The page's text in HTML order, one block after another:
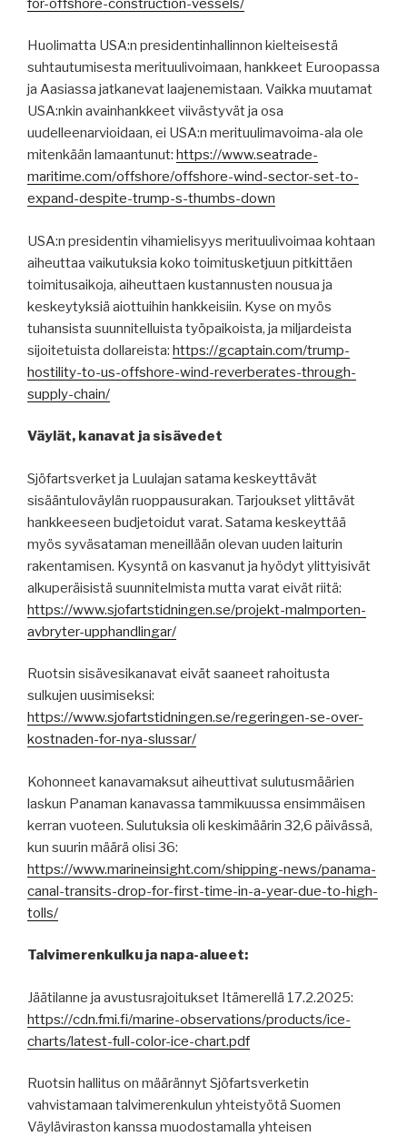
for-offshore-construction-vessels/
Huolimatta USA:n presidentinhallinnon kielteisestä
suhtautumisesta merituulivoimaan, hankkeet Euroopassa
ja Aasiassa jatkanevat laajenemistaan. Vaikka muutamat
USA:nkin avainhankkeet viivästyvät ja osa
uudelleenarvioidaan, ei USA:n merituulimavoima-ala ole
mitenkään lamaantunut: https://www.seatrade-
maritime.com/offshore/offshore-wind-sector-set-to-
expand-despite-trump-s-thumbs-down
USA:n presidentin vihamielisyys merituulivoimaa kohtaan
aiheuttaa vaikutuksia koko toimitusketjuun pitkittäen
toimitusaikoja, aiheuttaen kustannusten nousua ja
keskeytyksiä aiottuihin hankkeisiin. Kyse on myös
tuhansista suunnitelluista työpaikoista, ja miljardeista
sijoitetuista dollareista: https://gcaptain.com/trump-
hostility-to-us-offshore-wind-reverberates-through-
supply-chain/
Väylät, kanavat ja sisävedet
Sjöfartsverket ja Luulajan satama keskeyttävät
sisääntuloväylän ruoppausurakan. Tarjoukset ylittävät
hankkeeseen budjetoidut varat. Satama keskeyttää
myös syväsataman meneillään olevan uuden laiturin
rakentamisen. Kysyntä on kasvanut ja hyödyt ylittyisivät
alkuperäisistä suunnitelmista mutta varat eivät riitä:
https://www.sjofartstidningen.se/projekt-malmporten-
avbryter-upphandlingar/
Ruotsin sisävesikanavat eivät saaneet rahoitusta
sulkujen uusimiseksi:
https://www.sjofartstidningen.se/regeringen-se-over-
kostnaden-for-nya-slussar/
Kohonneet kanavamaksut aiheuttivat sulutusmäärien
laskun Panaman kanavassa tammikuussa ensimmäisen
kerran vuoteen. Sulutuksia oli keskimäärin 32,6 päivässä,
kun suurin määrä olisi 36:
https://www.marineinsight.com/shipping-news/panama-
canal-transits-drop-for-first-time-in-a-year-due-to-high-
tolls/
Talvimerenkulku ja napa-alueet:
Jäätilanne ja avustusrajoitukset Itämerellä 17.2.2025:
https://cdn.fmi.fi/marine-observations/products/ice-
charts/latest-full-color-ice-chart.pdf
Ruotsin hallitus on määrännyt Sjöfartsverketin
vahvistamaan talvimerenkulun yhteistyötä Suomen
Väyläviraston kanssa muodostamalla yhteisen